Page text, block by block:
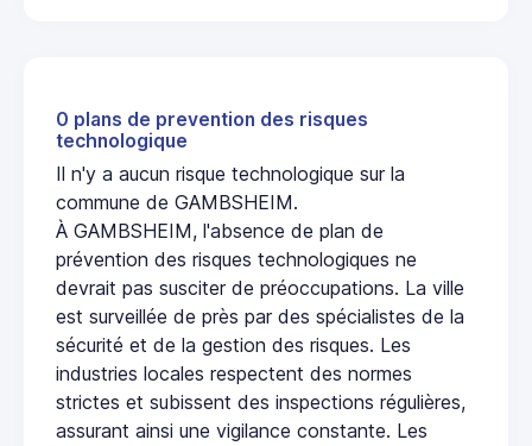
0 plans de prevention des risques
technologique
Il n'y a aucun risque technologique sur la
commune de GAMBSHEIM.
À GAMBSHEIM, l'absence de plan de
prévention des risques technologiques ne
devrait pas susciter de préoccupations. La ville
est surveillée de près par des spécialistes de la
sécurité et de la gestion des risques. Les
industries locales respectent des normes
strictes et subissent des inspections régulières,
assurant ainsi une vigilance constante. Les